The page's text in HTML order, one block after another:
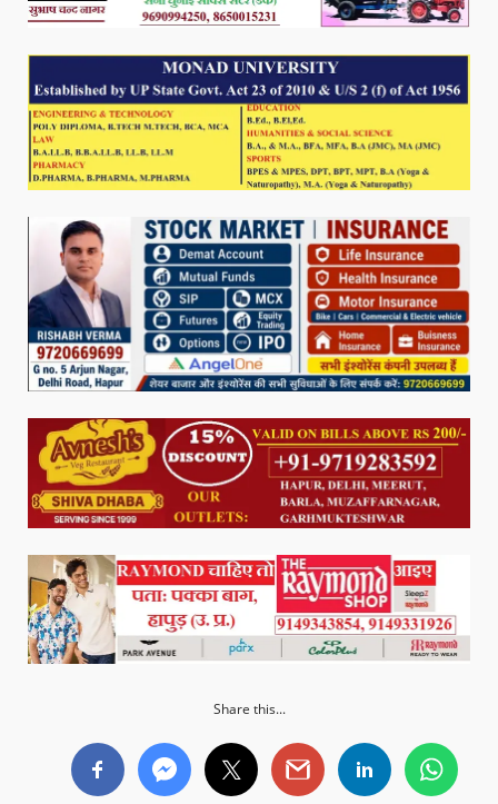
Share this...